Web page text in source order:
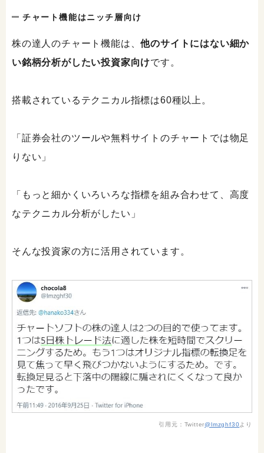
チャート機能はニッチ層向け
株の達人のチャート機能は、他のサイトにはない細か
い銘柄分析がしたい投資家向けです。
搭載されているテクニカル指標は60種以上。
「証券会社のツールや無料サイトのチャートでは物足
りない」
「もっと細かくいろいろな指標を組み合わせて、高度
なテクニカル分析がしたい」
そんな投資家の方に活用されています。
引用元：Twitter@lmzghf30より